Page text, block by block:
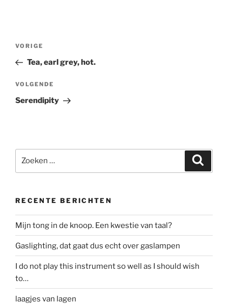
Bericht
Vorig
bericht
VORIGE
Tea, earl grey, hot.
Volgend
bericht
VOLGENDE
Serendipity
naar:
RECENTE BERICHTEN
Mijn tong in de knoop. Een kwestie van taal?
Gaslighting, dat gaat dus echt over gaslampen
I do not play this instrument so well as I should wish
to…
laagjes van lagen